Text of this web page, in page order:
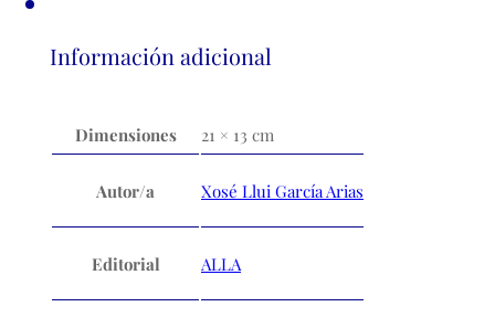
Información adicional
Dimensiones 21 × 13 cm
Autor/a Xosé Llui García Arias
Editorial ALLA